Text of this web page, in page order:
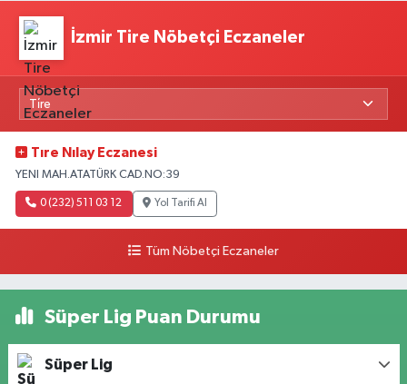
İzmir Tire Nöbetçi Eczaneler
Tıre Nılay Eczanesi
YENI MAH.ATATÜRK CAD.NO:39
0 (232) 511 03 12 Yol Tarifi Al
Tüm Nöbetçi Eczaneler
Süper Lig Puan Durumu
Süper Lig